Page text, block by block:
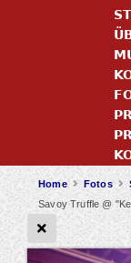
Home Fotos
Savoy Truffle @